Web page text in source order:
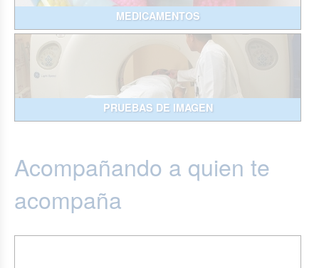
MEDICAMENTOS
PRUEBAS DE IMAGEN
Acompañando a quien te
acompaña